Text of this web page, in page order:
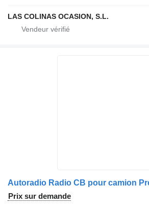
LAS COLINAS OCASION, S.L.
Prix sur demande